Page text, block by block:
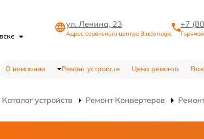
ул. Ленина, 23
Адрес сервисного центра Blackmagic
+7
О компании Ремонт устройств Цена ремонта
Каталог устройств Ремонт Конвертеров